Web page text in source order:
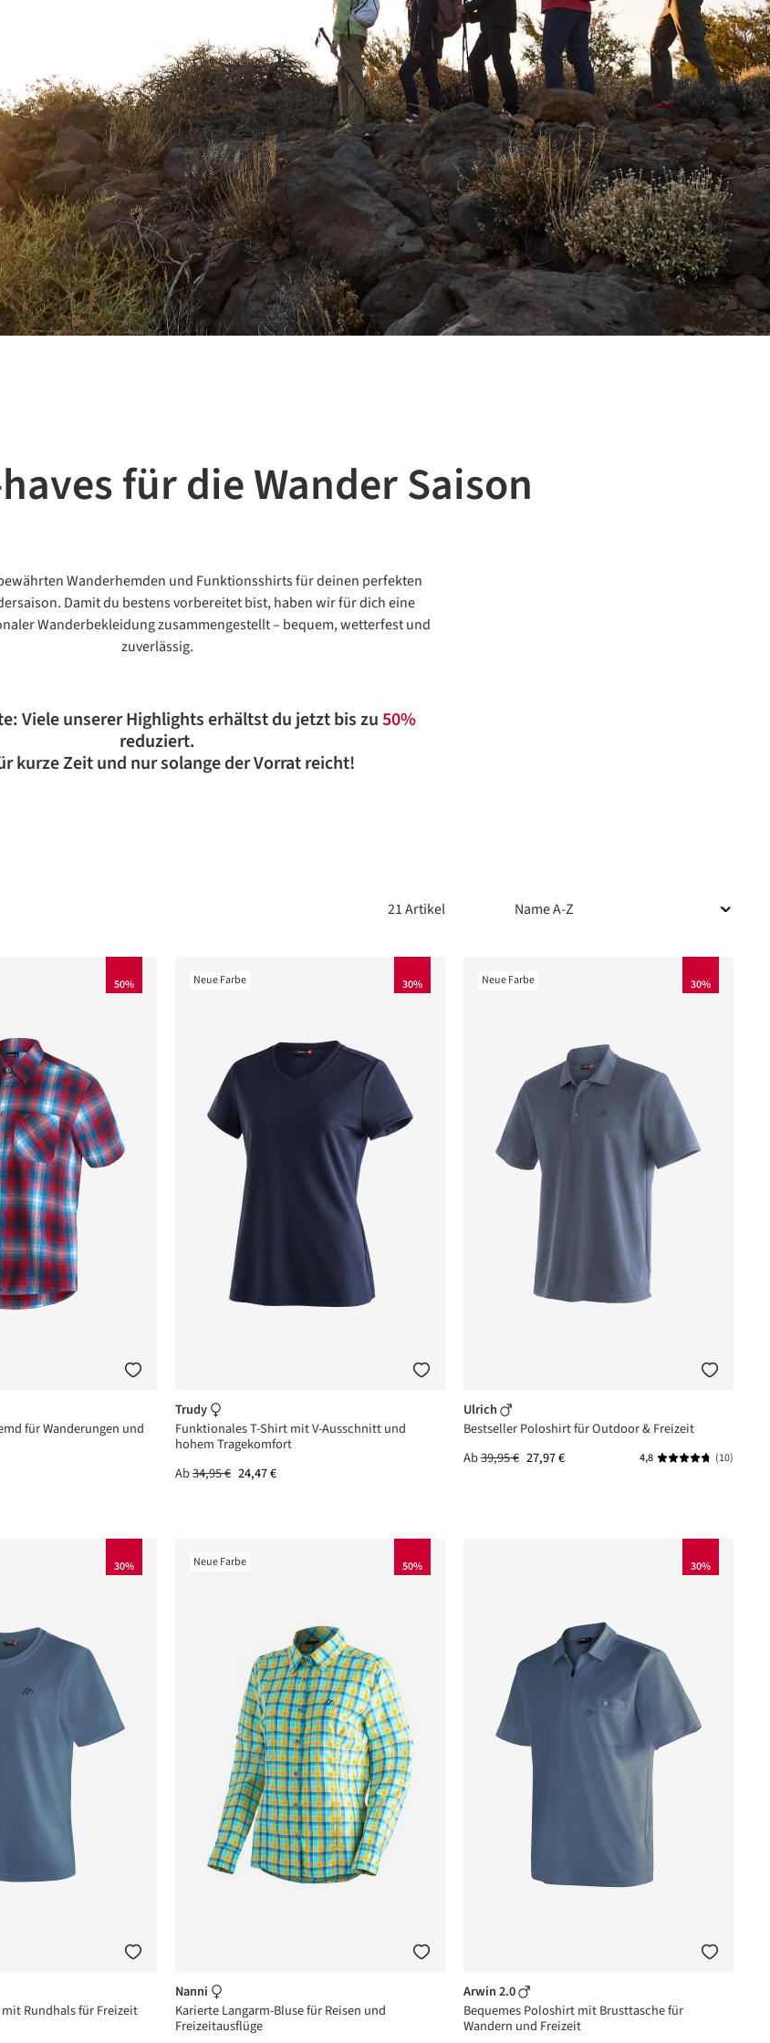
für die Wander Saison
Wanderhemden und Funktionsshirts für deinen perfekten
Damit du bestens vorbereitet bist, haben wir für dich eine
Wanderbekleidung zusammengestellt – bequem, wetterfest und
zuverlässig.
Viele unserer Highlights erhältst du jetzt bis zu50%
reduziert.
kurze Zeit und nur solange der Vorrat reicht!
21 Artikel
50%
für Wanderungen und
30%
Neue Farbe
Trudy
Funktionales T-Shirt mit V-Ausschnitt und
hohem Tragekomfort
Ab34,95 € 24,47 €
30%
Neue Farbe
Ulrich
Bestseller Poloshirt für Outdoor & Freizeit
Ab39,95 € 27,97 € 4,8 Durchschnittliche
(10)
30%
Rundhals für Freizeit
50%
Neue Farbe
Nanni
Karierte Langarm-Bluse für Reisen und
Freizeitausflüge
30%
Arwin 2.0
Bequemes Poloshirt mit Brusttasche für
Wandern und Freizeit